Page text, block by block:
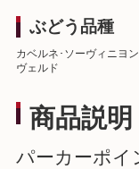
ぶどう品種
カベルネ･ソーヴィニヨ
ヴェルド
商品説明
パーカーポイ